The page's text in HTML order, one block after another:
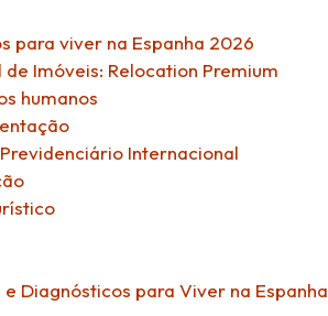
para viver na Espanha 2026
de Imóveis: Relocation Premium
humanos
Internacional
Diagnósticos para Viver na Espanha